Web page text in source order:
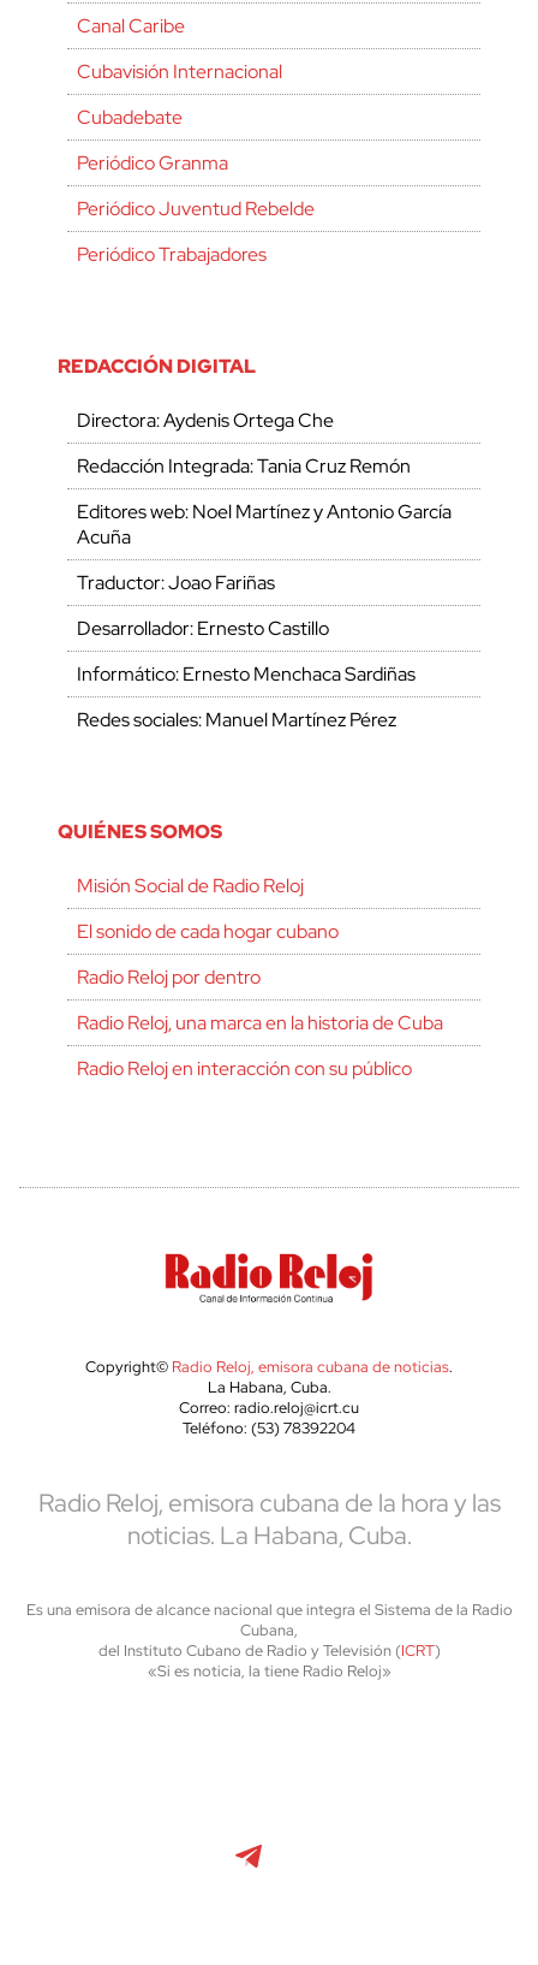
Canal Caribe
Cubavisión Internacional
Cubadebate
Periódico Granma
Periódico Juventud Rebelde
Periódico Trabajadores
REDACCIÓN DIGITAL
Directora: Aydenis Ortega Che
Redacción Integrada: Tania Cruz Remón
Editores web: Noel Martínez y Antonio García
Acuña
Traductor: Joao Fariñas
Desarrollador: Ernesto Castillo
Informático: Ernesto Menchaca Sardiñas
Redes sociales: Manuel Martínez Pérez
QUIÉNES SOMOS
Misión Social de Radio Reloj
El sonido de cada hogar cubano
Radio Reloj por dentro
Radio Reloj, una marca en la historia de Cuba
Radio Reloj en interacción con su público
Copyright© Radio Reloj, emisora cubana de noticias.
La Habana, Cuba.
Correo: radio.reloj@icrt.cu
Teléfono: (53) 78392204
Radio Reloj, emisora cubana de la hora y las
noticias. La Habana, Cuba.
Es una emisora de alcance nacional que integra el Sistema de la Radio
Cubana,
del Instituto Cubano de Radio y Televisión (ICRT)
«Si es noticia, la tiene Radio Reloj»